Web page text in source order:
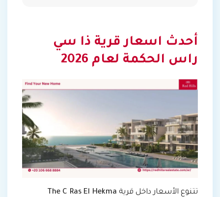
أحدث اسعار قرية ذا سي
راس الحكمة لعام 2026
تتنوع الأسعار داخل قرية The C Ras El Hekma